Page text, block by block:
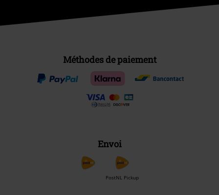
Méthodes de paiement
Envoi
PostNL Pickup